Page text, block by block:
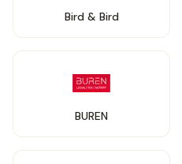
Bird & Bird
BUREN